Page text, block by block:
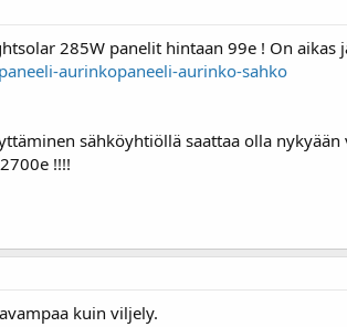
285W panelit hintaan 99e ! On aikas
aurinkopaneeli-aurinko-sahko
sähköyhtiöllä saattaa olla
!!!!
kuin viljely.